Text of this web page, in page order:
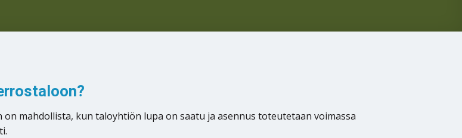
mahdollista, kun taloyhtiön lupa on saatu ja asennus toteutetaan voimassa